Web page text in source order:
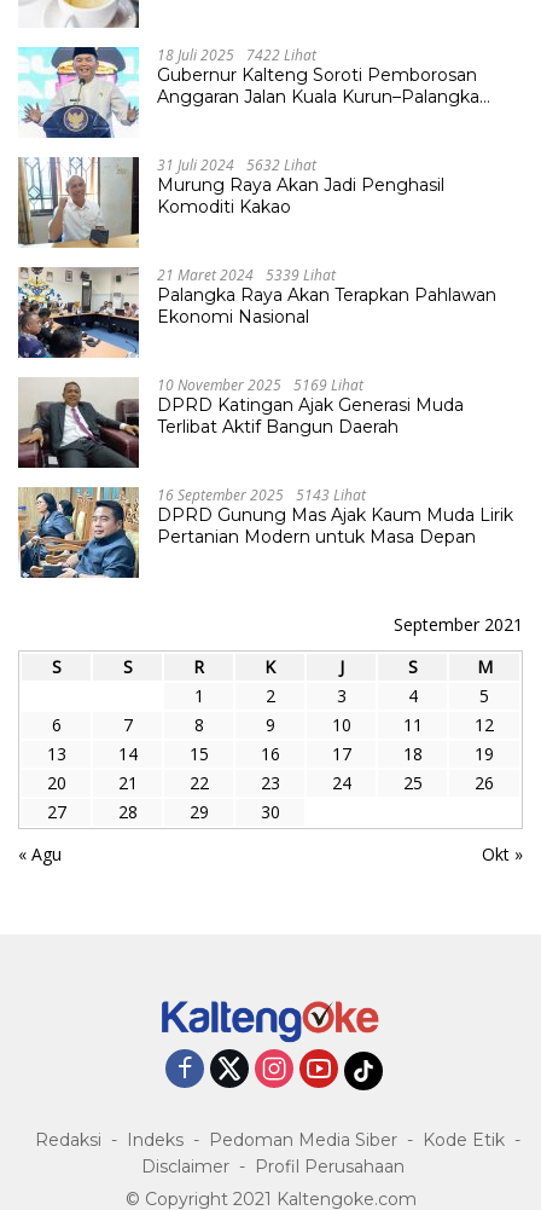
18 Juli 2025 7422 Lihat
Gubernur Kalteng Soroti Pemborosan
Anggaran Jalan Kuala Kurun–Palangka
31 Juli 2024 5632 Lihat
Murung Raya Akan Jadi Penghasil
Komoditi Kakao
21 Maret 2024 5339 Lihat
Palangka Raya Akan Terapkan Pahlawan
Ekonomi Nasional
10 November 2025 5169 Lihat
DPRD Katingan Ajak Generasi Muda
Terlibat Aktif Bangun Daerah
16 September 2025 5143 Lihat
DPRD Gunung Mas Ajak Kaum Muda Lirik
Pertanian Modern untuk Masa Depan
September 2021
S
S R K J S
M
1
2 3 4
5
6
7 8 9 10 11
12
13
14 15 16 17 18
19
20
21 22 23 24 25
26
27
28 29
30
« Agu
Okt »
Redaksi Indeks Pedoman Media Siber
Kode Etik
Disclaimer
Profil Perusahaan
© Copyright 2021 Kaltengoke.com